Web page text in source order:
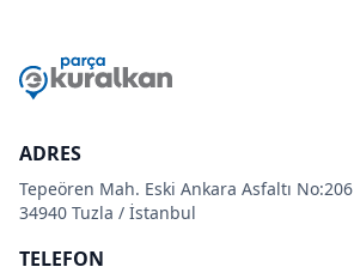
ADRES
Tepeören Mah. Eski Ankara Asfaltı No:206
34940 Tuzla / İstanbul
TELEFON